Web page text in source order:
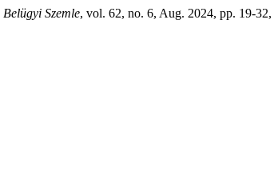
Belügyi Szemle, vol. 62, no. 6, Aug. 2024, pp. 19-32,